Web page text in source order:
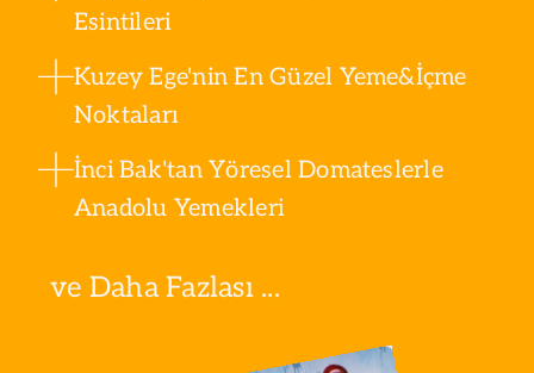
Esintileri
Kuzey Ege'nin En Güzel Yeme&İçme
Noktaları
İnci Bak'tan Yöresel Domateslerle
Anadolu Yemekleri
ve Daha Fazlası ...